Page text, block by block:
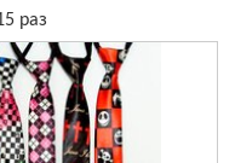
раз